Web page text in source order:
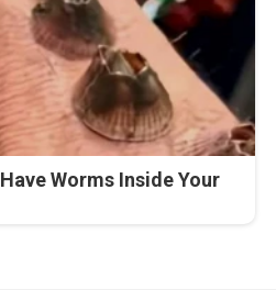
Worms Inside Your